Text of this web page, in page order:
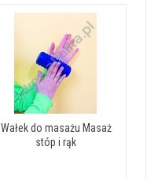
Wałek do masażu Masaż
stóp i rąk